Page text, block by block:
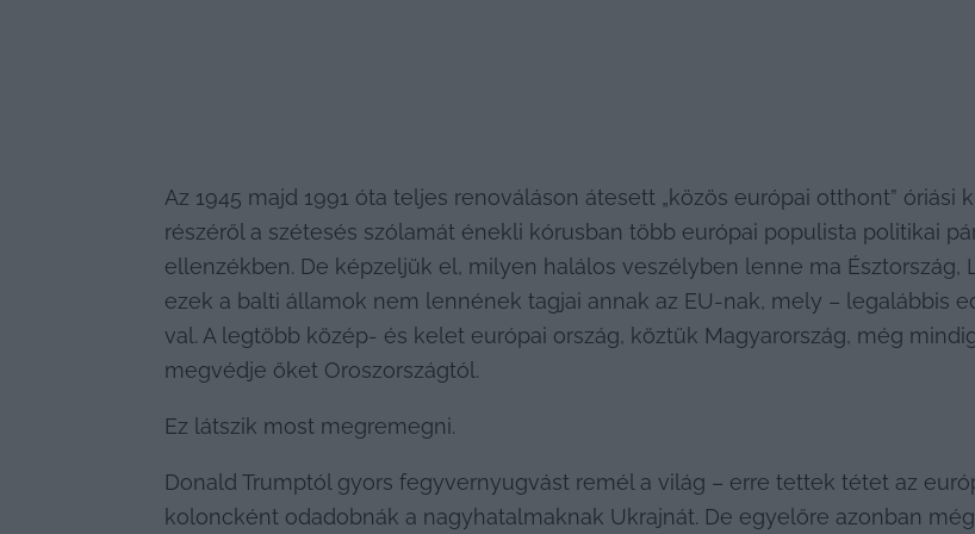
Az 1945 majd 1991 óta teljes renováláson átesett „közös európai otthont” óriási
részéről a szétesés szólamát énekli kórusban több európai populista politikai
ellenzékben. De képzeljük el, milyen halálos veszélyben lenne ma Észtország,
ezek a balti államok nem lennének tagjai annak az EU-nak, mely – legalábbis
val. A legtöbb közép- és kelet európai ország, köztük Magyarország, még
megvédje őket Oroszországtól.
Ez látszik most megremegni.
Donald Trumptól gyors fegyvernyugvást remél a világ – erre tettek tétet az
koloncként odadobnák a nagyhatalmaknak Ukrajnát. De egyelőre azonban